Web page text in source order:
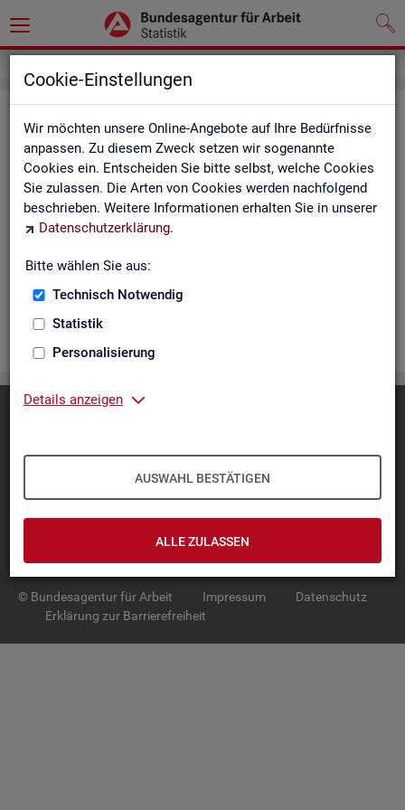
Cookie-Einstellungen
Wir möchten unsere Online-Angebote auf Ihre Bedürfnisse
anpassen. Zu diesem Zweck setzen wir sogenannte
Cookies ein. Entscheiden Sie bitte selbst, welche Cookies
Sie zulassen. Die Arten von Cookies werden nachfolgend
beschrieben. Weitere Informationen erhalten Sie in unserer
Datenschutzerklärung.
Bitte wählen Sie aus:
Technisch Notwendig
Statistik
Personalisierung
Details anzeigen
AUSWAHL BESTÄTIGEN
ALLE ZULASSEN
Ar­beits­lo­se und Ar­beits­lo­sen­quo­
ten - Deutsch­land, Län­der, Krei­se
und Ge­mein­den (Zeit­rei­he Mo­nats-
und Jah­res­zah­len)
nen über Ar­beits­lo­se nach Alter, Ge­schlecht, Staats­an­ge­hö­
rig­keit, Schwer­be­hin­de­rung und wei­te­re Merk­ma­le sowie Ar­
beits­lo­sen­quo­ten.
Diese Seite empfehlen
IN­TER­AK­TI­VE STA­TIS­TI­KEN
GRUND­LA­GEN
© Bundesagentur für Arbeit Impressum
Datenschutz
Erklärung zur Barrierefreiheit